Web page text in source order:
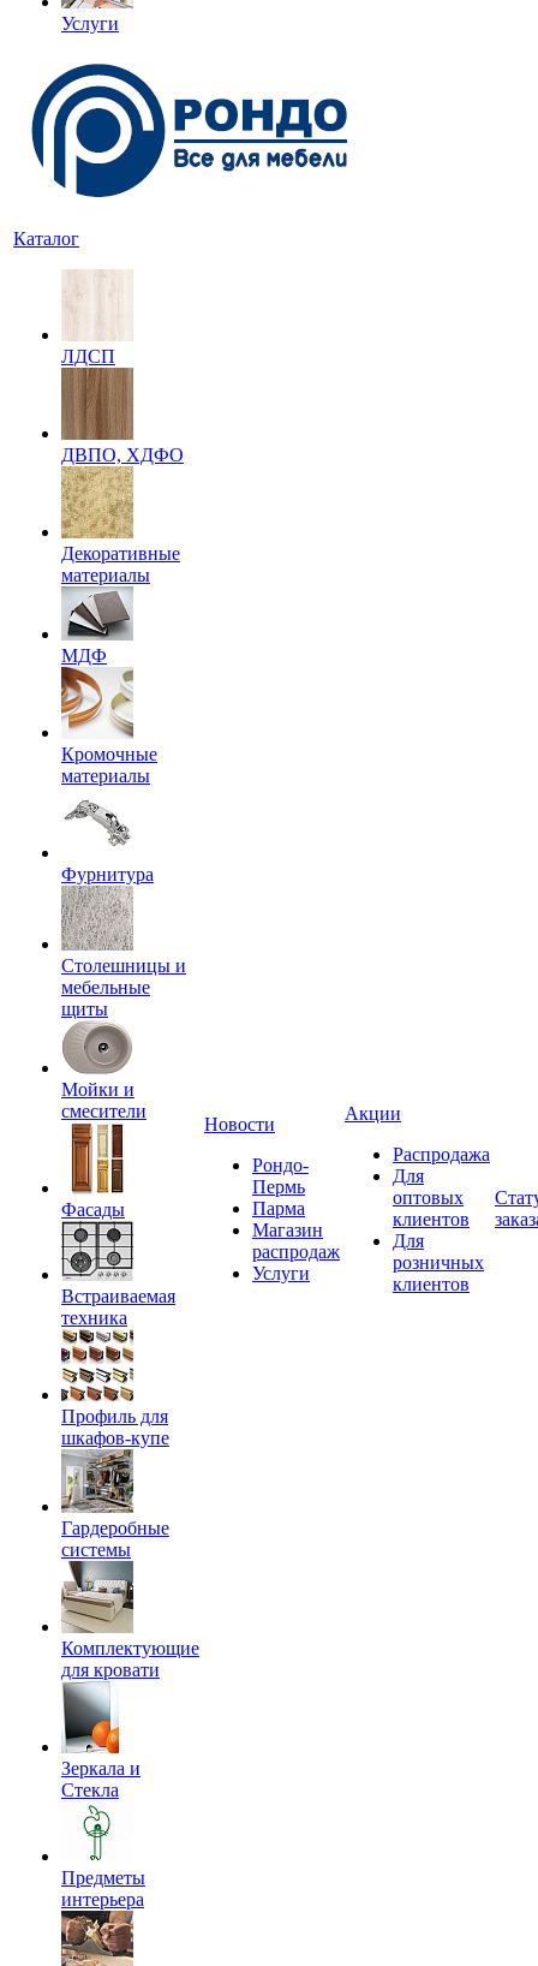
Услуги
Каталог
ЛДСП
ДВПО, ХДФО
Декоративные
материалы
МДФ
Кромочные
материалы
Фурнитура
Столешницы и
мебельные
щиты
Мойки и
смесители
Фасады
Встраиваемая
техника
Профиль для
шкафов-купе
Гардеробные
системы
Комплектующие
для кровати
Зеркала и
Стекла
Предметы
интерьера
Новости
Рондо-
Пермь
Парма
Магазин
распродаж
Услуги
Акции
Распродажа
Для
оптовых
клиентов
Для
розничных
клиентов